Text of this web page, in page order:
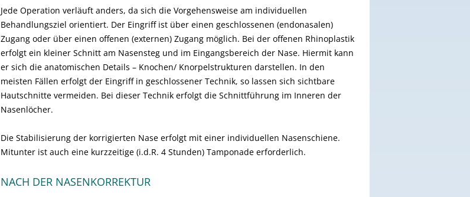
Jede Operation verläuft anders, da sich die Vorgehensweise am individuellen
Behandlungsziel orientiert. Der Eingriff ist über einen geschlossenen (endonasalen)
Zugang oder über einen offenen (externen) Zugang möglich. Bei der offenen Rhinoplastik
erfolgt ein kleiner Schnitt am Nasensteg und im Eingangsbereich der Nase. Hiermit kann
er sich die anatomischen Details – Knochen/ Knorpelstrukturen darstellen. In den
meisten Fällen erfolgt der Eingriff in geschlossener Technik, so lassen sich sichtbare
Hautschnitte vermeiden. Bei dieser Technik erfolgt die Schnittführung im Inneren der
Nasenlöcher.
Die Stabilisierung der korrigierten Nase erfolgt mit einer individuellen Nasenschiene.
Mitunter ist auch eine kurzzeitige (i.d.R. 4 Stunden) Tamponade erforderlich.
NACH DER NASENKORREKTUR